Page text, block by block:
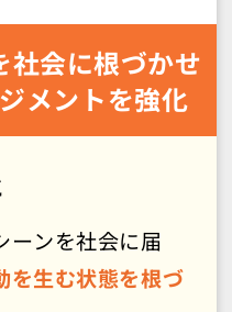
社会に根づかせ
メントを強化
ーンを社会に届
を生む状態を根づ